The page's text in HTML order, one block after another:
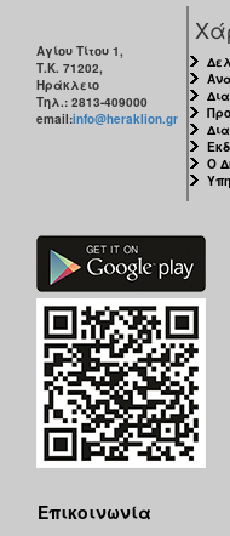
Αγίου Τίτου 1,
Τ.Κ. 71202,
Ηράκλειο
Τηλ.: 2813-409000
email:info@heraklion.gr
Ο
Επικοινωνία